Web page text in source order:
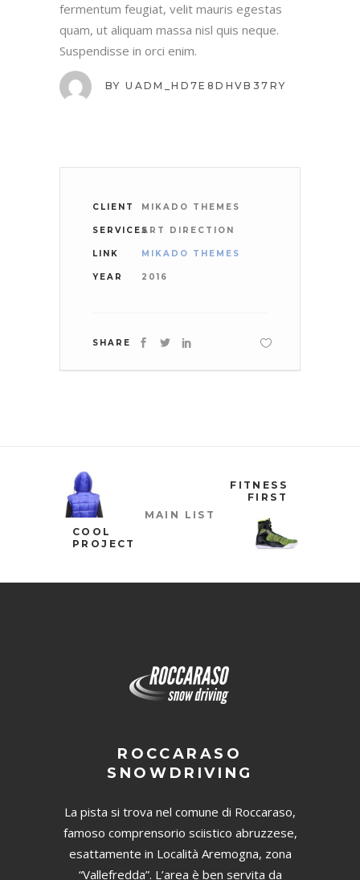
fermentum feugiat, velit mauris egestas
quam, ut aliquam massa nisl quis neque.
Suspendisse in orci enim.
BY UADM_HD7E8DHVB37RY
CLIENT MIKADO THEMES
SERVICESART DIRECTION
LINK MIKADO THEMES
YEAR 2016
SHARE
COOL
PROJECT
MAIN LIST
FITNESS
FIRST
ROCCARASO
SNOWDRIVING
La pista si trova nel comune di Roccaraso,
famoso comprensorio sciistico abruzzese,
esattamente in Località Aremogna, zona
“Vallefredda”. L’area è ben servita da